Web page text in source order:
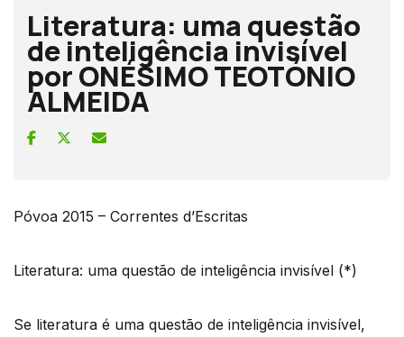
Literatura: uma questão
de inteligência invisível
por ONÉSIMO TEOTÓNIO
ALMEIDA
Póvoa 2015 – Correntes d’Escritas
Literatura: uma questão de inteligência invisível (*)
Se literatura é uma questão de inteligência invisível,